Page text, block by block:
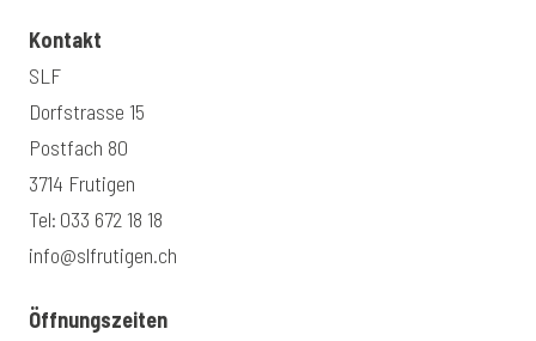
Kontakt
SLF
Dorfstrasse 15
Postfach 80
3714 Frutigen
Tel: 033 672 18 18
info@slfrutigen.ch
Öffnungszeiten